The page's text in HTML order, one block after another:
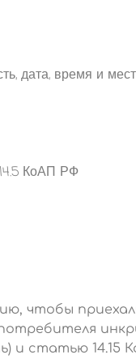
дата, время и
КоАП РФ
чтобы
и статью 14.15